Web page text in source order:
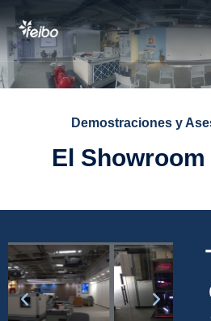
Demostraciones y
El